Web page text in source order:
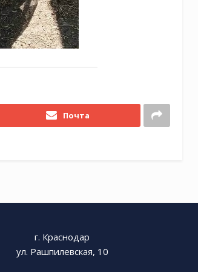
Почта
г. Краснодар
ул. Рашпилевская, 10